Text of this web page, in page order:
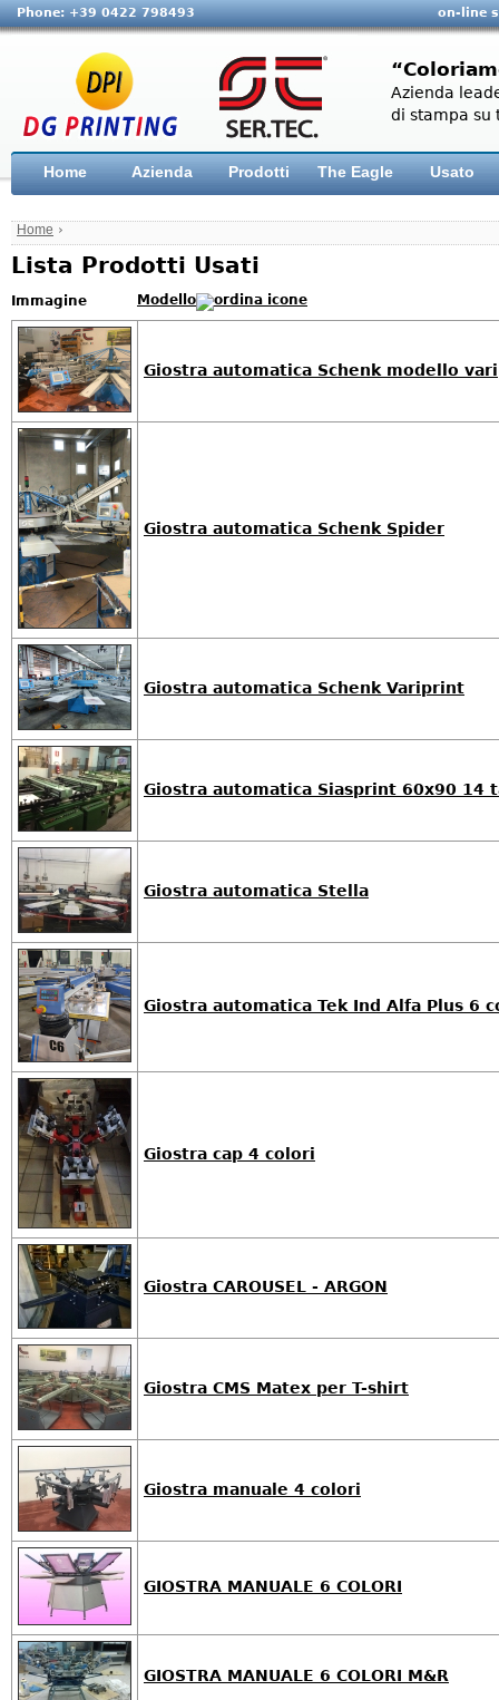
Phone: +39 0422 798493 on-line
Azienda
di stampa su
Home Azienda Prodotti The Eagle Usato
Home ›
Lista Prodotti Usati
Immagine Modello
Giostra automatica Schenk modello
Giostra automatica Schenk Spider
Giostra automatica Schenk Variprint
Giostra automatica Siasprint 60x90 14
Giostra automatica Stella
Giostra automatica Tek Ind Alfa Plus 6
Giostra cap 4 colori
Giostra CAROUSEL - ARGON
Giostra CMS Matex per T-shirt
Giostra manuale 4 colori
GIOSTRA MANUALE 6 COLORI
GIOSTRA MANUALE 6 COLORI M&R